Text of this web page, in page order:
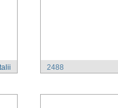
2488